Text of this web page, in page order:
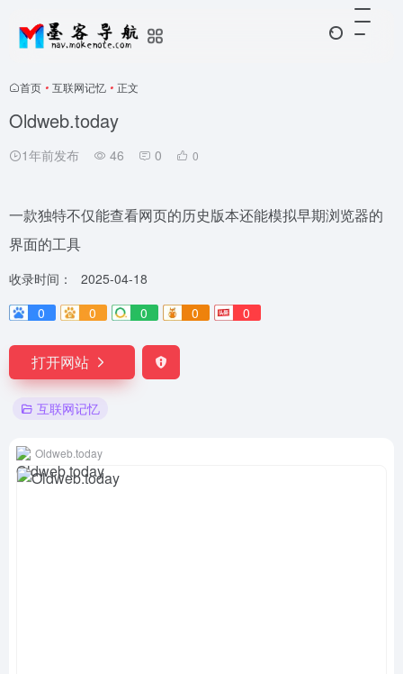
首页 • 互联网记忆 • 正文
Oldweb.today
1年前发布 46 0 0
一款独特不仅能查看网页的历史版本还能模拟早期浏览器的
界面的工具
收录时间：
2025-04-18
0
0 0 0 0
打开网站
互联网记忆
Oldweb.today